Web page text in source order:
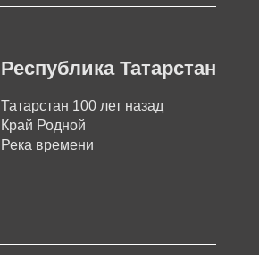
Республика Татарстан
Татарстан 100 лет назад
Край Родной
Река времени